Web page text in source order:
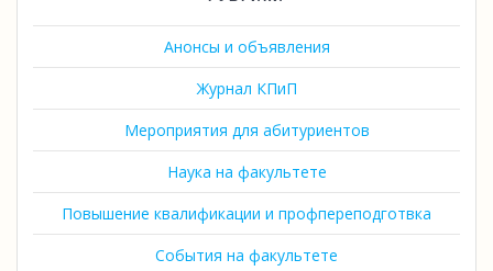
Анонсы и объявления
Журнал КПиП
Мероприятия для абитуриентов
Наука на факультете
Повышение квалификации и профпереподготвка
События на факультете